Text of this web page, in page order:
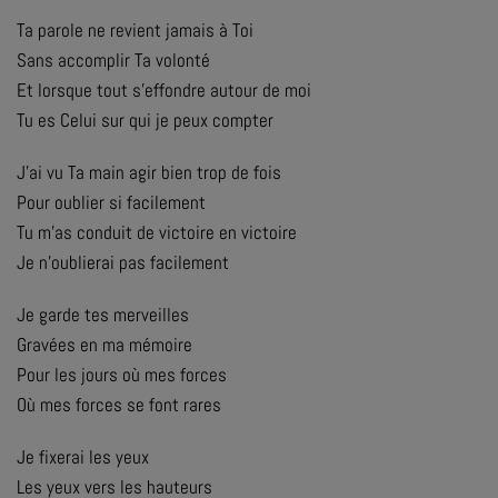
Ta parole ne revient jamais à Toi
Sans accomplir Ta volonté
Et lorsque tout s’effondre autour de moi
Tu es Celui sur qui je peux compter
J’ai vu Ta main agir bien trop de fois
Pour oublier si facilement
Tu m’as conduit de victoire en victoire
Je n’oublierai pas facilement
Je garde tes merveilles
Gravées en ma mémoire
Pour les jours où mes forces
Où mes forces se font rares
Je fixerai les yeux
Les yeux vers les hauteurs